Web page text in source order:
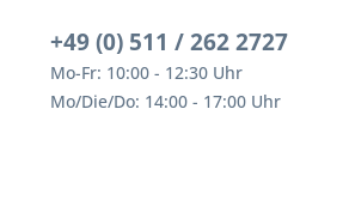
+49 (0) 511 / 262 2727
Mo-Fr: 10:00 - 12:30 Uhr
Mo/Die/Do: 14:00 - 17:00 Uhr